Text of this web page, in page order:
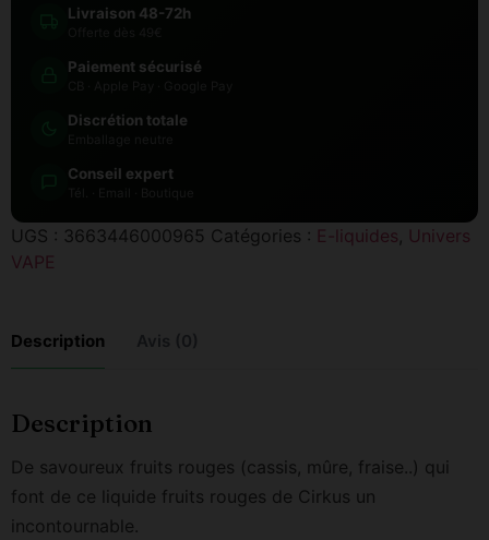
Livraison 48-72h
Paiement sécurisé
Discrétion totale
Conseil expert
UGS : 3663446000965 Catégories : E-liquides Univers
VAPE
Description
Description
De savoureux fruits rouges (cassis, mûre, fraise..) qui
font de ce liquide fruits rouges de Cirkus un
incontournable.